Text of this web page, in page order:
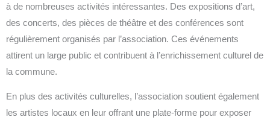
à de nombreuses activités intéressantes. Des expositions d’art,
des concerts, des pièces de théâtre et des conférences sont
régulièrement organisés par l’association. Ces événements
attirent un large public et contribuent à l’enrichissement culturel de
la commune.
En plus des activités culturelles, l’association soutient également
les artistes locaux en leur offrant une plate-forme pour exposer